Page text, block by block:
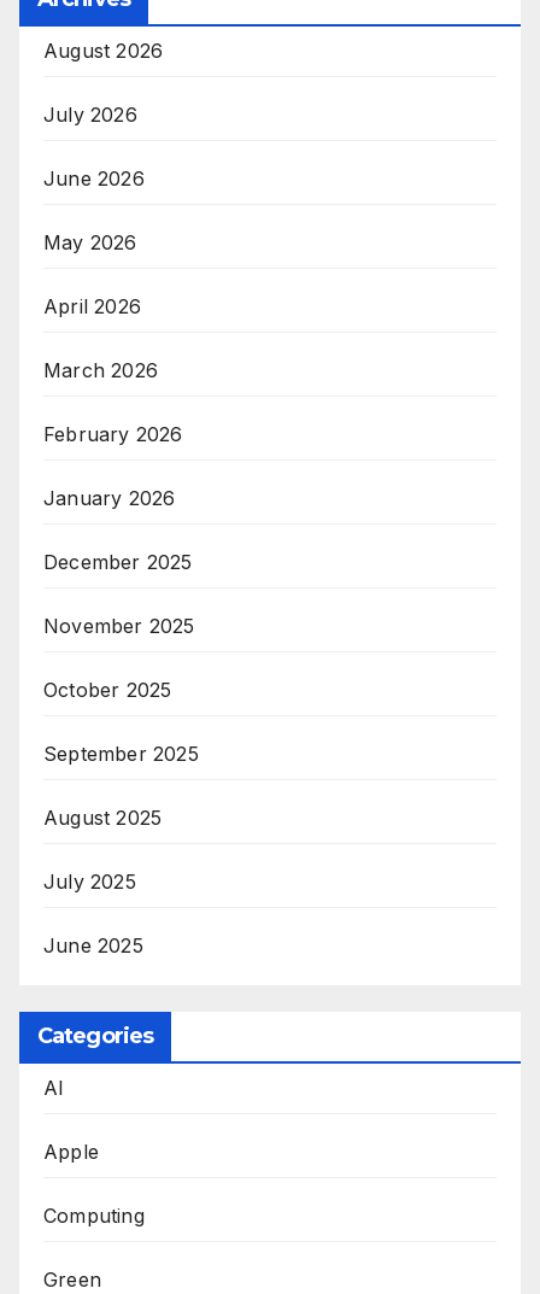
August 2026
July 2026
June 2026
May 2026
April 2026
March 2026
February 2026
January 2026
December 2025
November 2025
October 2025
September 2025
August 2025
July 2025
June 2025
Categories
AI
Apple
Computing
Green